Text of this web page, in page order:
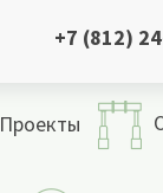
+7 (812)
Проекты